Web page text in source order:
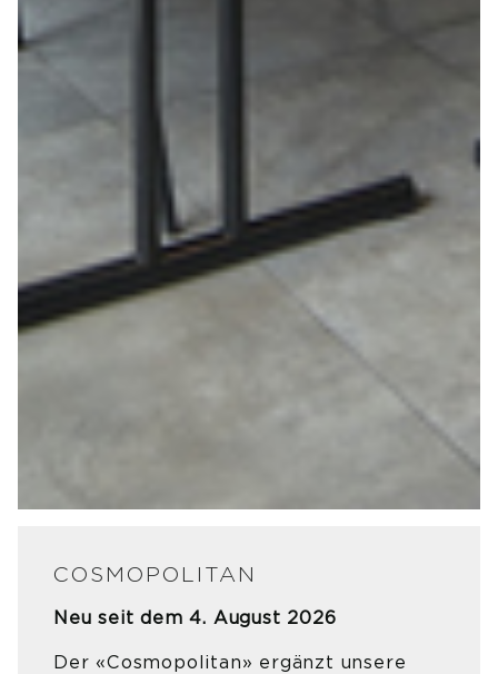
COSMOPOLITAN
Neu seit dem 4. August 2026
Der «Cosmopolitan» ergänzt unsere